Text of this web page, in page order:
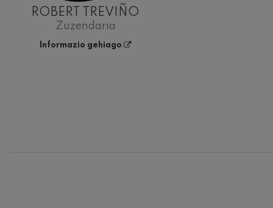
ROBERT TREVIÑO
Zuzendaria
Informazio gehiago